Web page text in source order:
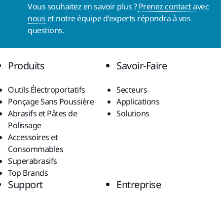
Vous souhaitez en savoir plus ?Prenez contact avec
nous et notre équipe d'experts répondra à vos
questions.
Produits
Outils Électroportatifs
Ponçage Sans Poussière
Abrasifs et Pâtes de
Polissage
Accessoires et
Consommables
Superabrasifs
Top Brands
Savoir-Faire
Secteurs
Applications
Solutions
Support Entreprise